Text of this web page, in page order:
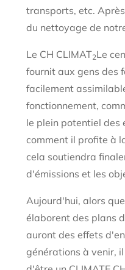
transports, etc.
du nettoyage de
Le CH CLIMAT2Le
fournit aux gens des
facilement
fonctionnement,
le plein potentiel des
comment il profite à
cela soutiendra
d'émissions et les
Aujourd'hui, alors
élaborent des plans
auront des effets
générations à venir,